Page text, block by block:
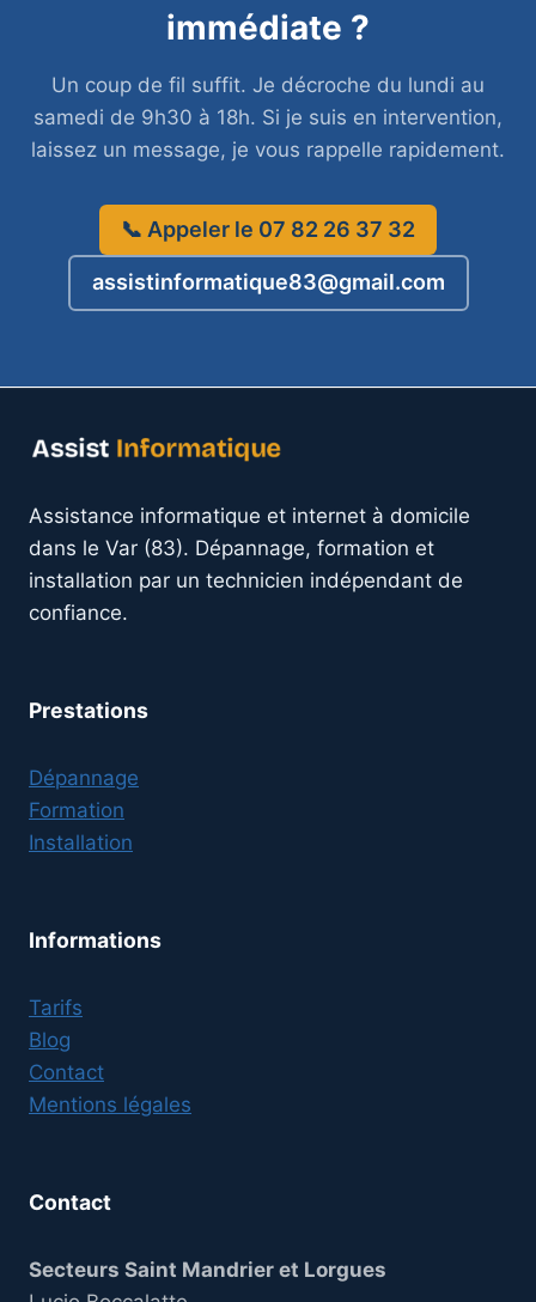
immédiate ?
Un coup de fil suffit. Je décroche du lundi au
samedi de 9h30 à 18h. Si je suis en intervention,
laissez un message, je vous rappelle rapidement.
📞 Appeler le 07 82 26 37 32
assistinformatique83@gmail.com
Assistance informatique et internet à domicile
dans le Var (83). Dépannage, formation et
installation par un technicien indépendant de
confiance.
Prestations
Dépannage
Formation
Installation
Informations
Tarifs
Blog
Contact
Mentions légales
Contact
Secteurs Saint Mandrier et Lorgues